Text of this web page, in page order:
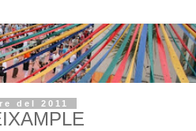
del 2011